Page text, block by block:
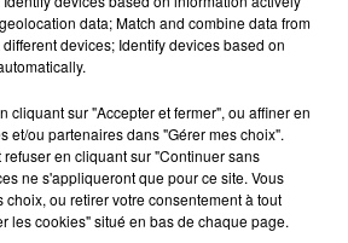
la...
Vacances : inscrivez-
!
data; Match and combine data from
devices; Identify devices based on
cliquant sur "Accepter et fermer", ou affiner en
et/ou partenaires dans "Gérer mes choix".
en cliquant sur "Continuer sans
ne s'appliqueront que pour ce site. Vous
choix, ou retirer votre consentement à tout
les cookies" situé en bas de chaque page.